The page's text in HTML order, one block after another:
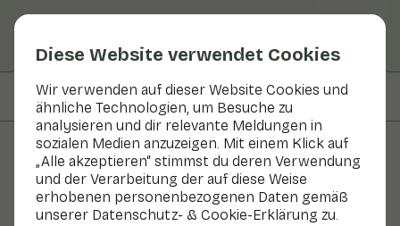
Diese Website verwendet Cookies
Wir verwenden auf dieser Website Cookies und
ähnliche Technologien, um Besuche zu
analysieren und dir relevante Meldungen in
sozialen Medien anzuzeigen. Mit einem Klick auf
„Alle akzeptieren“ stimmst du deren Verwendung
und der Verarbeitung der auf diese Weise
erhobenen personenbezogenen Daten gemäß
unserer Datenschutz- & Cookie-Erklärung zu.
Auf dieser Seite Verfügbarkeit
Obst und Gemüse
Ginseng-Wurzel